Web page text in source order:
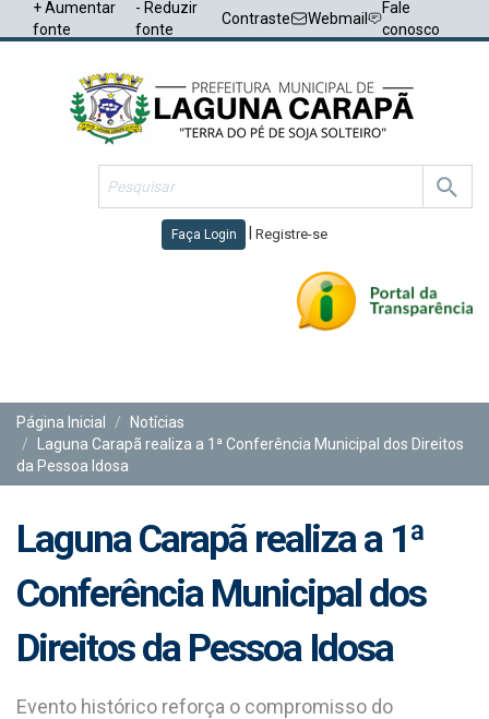
+ Aumentar
fonte
- Reduzir
fonte
Contraste Webmail
Fale
conosco
Faça Login Registre-se
Página Inicial
Notícias
Laguna Carapã realiza a 1ª Conferência Municipal dos Direitos
da Pessoa Idosa
Laguna Carapã realiza a 1ª
Conferência Municipal dos
Direitos da Pessoa Idosa
Evento histórico reforça o compromisso do